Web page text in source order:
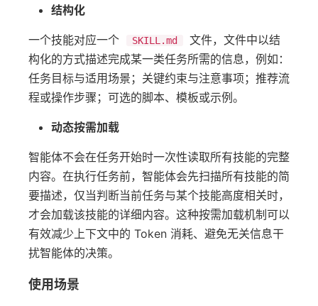
结构化
一个技能对应一个 SKILL.md
文件，文件中以结
构化的方式描述完成某一类任务所需的信息，例如：
任务目标与适用场景；关键约束与注意事项；推荐流
程或操作步骤；可选的脚本、模板或示例。
动态按需加载
智能体不会在任务开始时一次性读取所有技能的完整
内容。在执行任务前，智能体会先扫描所有技能的简
要描述，仅当判断当前任务与某个技能高度相关时，
才会加载该技能的详细内容。这种按需加载机制可以
有效减少上下文中的 Token 消耗、避免无关信息干
扰智能体的决策。
使用场景